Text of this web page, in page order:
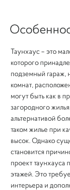
ПО
Таунхаус – это
которого
подземный гараж,
комнат,
могут быть как в
загородного
альтернативой
таком жилье при
высок. Однако
становится
проект таунхауса
этажей. Это
интерьера и